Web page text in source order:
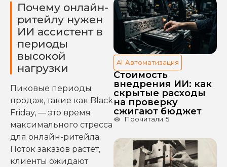
Почему онлайн-
ритейлу нужен
ИИ ассистент в
периоды
высокой
нагрузки
Пиковые периоды
продаж, такие как Black
Friday, — это время
максимального стресса
для онлайн-ритейла.
Поток заказов растет,
клиенты ожидают
AI-Автоматизация
Стоимость
внедрения ИИ: как
скрытые расходы
на проверку
сжигают бюджет
Прочитали 5